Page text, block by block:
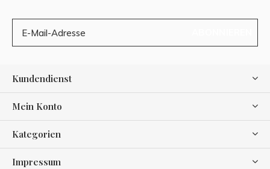
Kundendienst
Mein Konto
Kategorien
Impressum